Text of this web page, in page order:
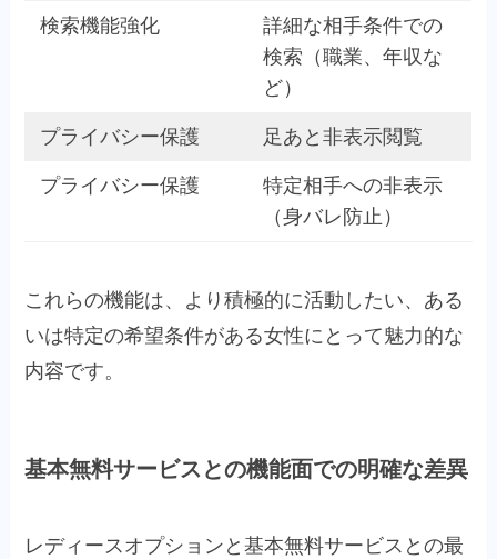
検索機能強化
詳細な相手条件での
検索（職業、年収な
ど）
プライバシー保護 足あと非表示閲覧
プライバシー保護
特定相手への非表示
（身バレ防止）
これらの機能は、より積極的に活動したい、ある
いは特定の希望条件がある女性にとって魅力的な
内容です。
基本無料サービスとの機能面での明確な差異
レディースオプションと基本無料サービスとの最